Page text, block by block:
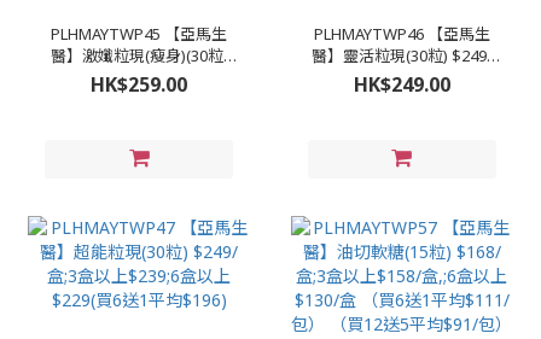
PLHMAYTWP45 【亞馬生
醫】激孅粒現(瘦身)(30粒)
$259/盒;3盒以上$249 (買5
送1平均$207)
HK$259.00
PLHMAYTWP46 【亞馬生
醫】靈活粒現(30粒) $249/
盒;3盒以上$239;6盒以上
$229(買6送1平均$196)
HK$249.00